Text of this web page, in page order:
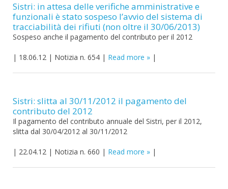
Sistri: in attesa delle verifiche amministrative e
funzionali è stato sospeso l’avvio del sistema di
tracciabilità dei rifiuti (non oltre il 30/06/2013)
Sospeso anche il pagamento del contributo per il 2012
| 18.06.12 | Notizia n. 654 | Read more |
Sistri: slitta al 30/11/2012 il pagamento del
contributo del 2012
Il pagamento del contributo annuale del Sistri, per il 2012,
slitta dal 30/04/2012 al 30/11/2012
| 22.04.12 | Notizia n. 660 | Read more |